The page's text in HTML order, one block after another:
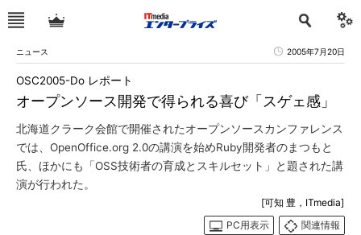
ニュース 2005年7月20日
オープンソース開発で得られる喜び「スゲェ感」
OSC2005-Do レポート
北海道クラーク会館で開催されたオープンソースカンファレンス
では、OpenOffice.org 2.0の講演を始めRuby開発者のまつもと
氏、ほかにも「OSS技術者の育成とスキルセット」と題された講
演が行われた。
[可知 豊，ITmedia]
PC用表示
関連情報